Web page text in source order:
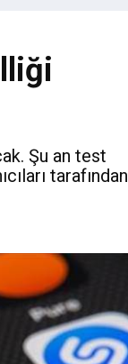
Şu an test
tarafından